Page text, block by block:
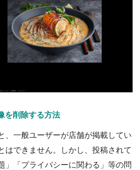
を削除する方法
、一般ユーザーが店舗が掲載してい
はできません。しかし、投稿されて
」「プライバシーに関わる」等の問